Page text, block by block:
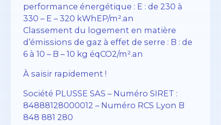
performance énergétique : E : de 230 à
330 – E – 320 kWhEP/m².an
Classement du logement en matière
d’émissions de gaz à effet de serre : B : de
6 à 10 – B – 10 kg éqCO2/m².an
À saisir rapidement !
Société PLUSSE SAS – ​​Numéro SIRET :
84888128000012 – Numéro RCS Lyon B
848 881 280